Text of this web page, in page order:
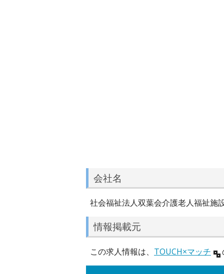
会社名
社会福祉法人双葉会介護老人福祉施
情報掲載元
この求人情報は、 TOUCH×マッチ